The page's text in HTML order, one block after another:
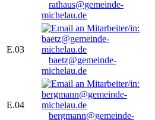
rathaus@gemeinde-
michelau.de
E.03
baetz@gemeinde-
michelau.de
E.04
bergmann@gemeinde-